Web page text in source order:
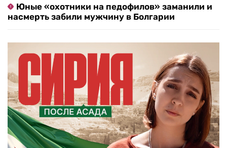
Юные «охотники на педофилов» заманили и
насмерть забили мужчину в Болгарии